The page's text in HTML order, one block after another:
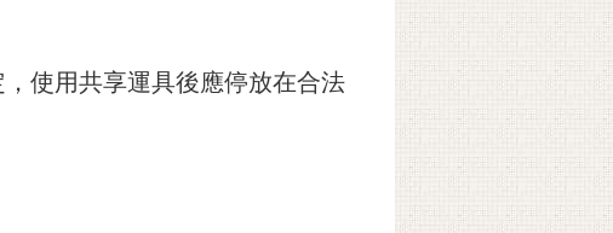
使用共享運具後應停放在合法